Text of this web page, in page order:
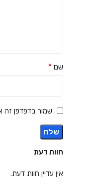
חוות דעת
אין עדיין חוות דעת.
שם *
שמור בדפדפן